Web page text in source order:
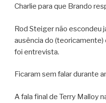
Charlie para que Brando
Rod Steiger não escondeu
ausência do
foi entrevista.
Ficaram sem falar durante
A fala final de Terry Malloy